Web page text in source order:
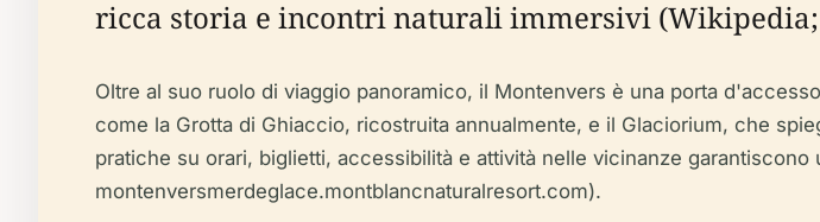
ricca storia e incontri naturali immersivi
Oltre al suo ruolo di viaggio panoramico, il Montenvers è una porta
come la Grotta di Ghiaccio, ricostruita annualmente, e il Glaciorium, che
pratiche su orari, biglietti, accessibilità e attività nelle vicinanze
montenversmerdeglace.montblancnaturalresort.com).